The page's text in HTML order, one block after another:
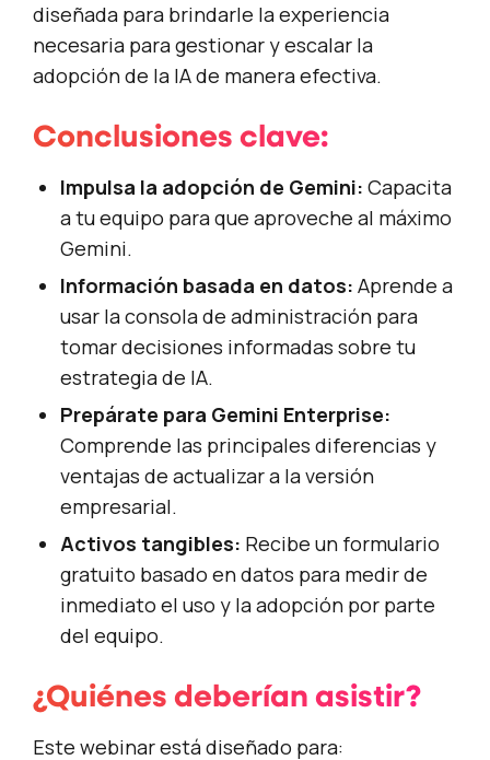
diseñada para brindarle la experiencia
necesaria para gestionar y escalar la
adopción de la IA de manera efectiva.
Conclusiones clave:
Impulsa la adopción de Gemini: Capacita
a tu equipo para que aproveche al máximo
Gemini.
Información basada en datos: Aprende a
usar la consola de administración para
tomar decisiones informadas sobre tu
estrategia de IA.
Prepárate para Gemini Enterprise:
Comprende las principales diferencias y
ventajas de actualizar a la versión
empresarial.
Activos tangibles: Recibe un formulario
gratuito basado en datos para medir de
inmediato el uso y la adopción por parte
del equipo.
¿Quiénes deberían asistir?
Este webinar está diseñado para: